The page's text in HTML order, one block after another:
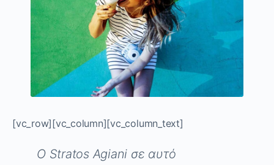
[vc_row][vc_column][vc_column_text]
Ο Stratos Agiani σε αυτό